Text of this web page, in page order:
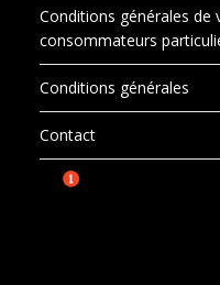
Conditions générales de
consommateurs
Conditions générales
Contact